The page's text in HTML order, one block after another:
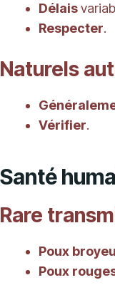
Délais
Respecter.
Naturels
Vérifier.
Santé
Rare
Poux
Poux